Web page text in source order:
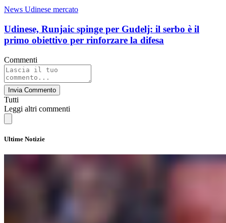
News Udinese mercato
Udinese, Runjaic spinge per Gudelj: il serbo è il
primo obiettivo per rinforzare la difesa
Commenti
Invia Commento
Tutti
Leggi altri commenti
Ultime Notizie